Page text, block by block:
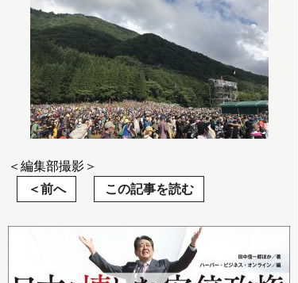
＜編集部撮影＞
前へ
この記事を読む